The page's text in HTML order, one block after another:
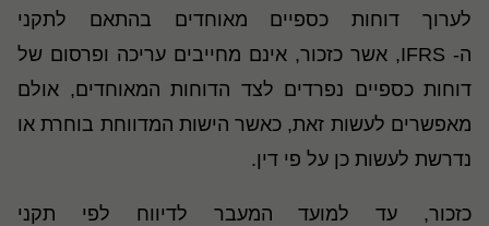
לערוך דוחות כספיים מאוחדים בהתאם לתקני
ה- IFRS, אשר כזכור, אינם מחייבים עריכה ופרסום של
דוחות כספיים נפרדים לצד הדוחות המאוחדים, אולם
מאפשרים לעשות זאת, כאשר הישות המדווחת בוחרת או
נדרשת לעשות כן על פי דין.
כזכור, עד למועד המעבר לדיווח לפי תקני